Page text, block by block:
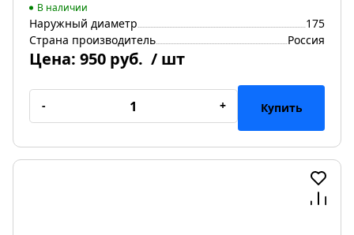
В наличии
Наружный диаметр
175
Страна производитель
Россия
Цена: 950 руб. / шт
- + Купить